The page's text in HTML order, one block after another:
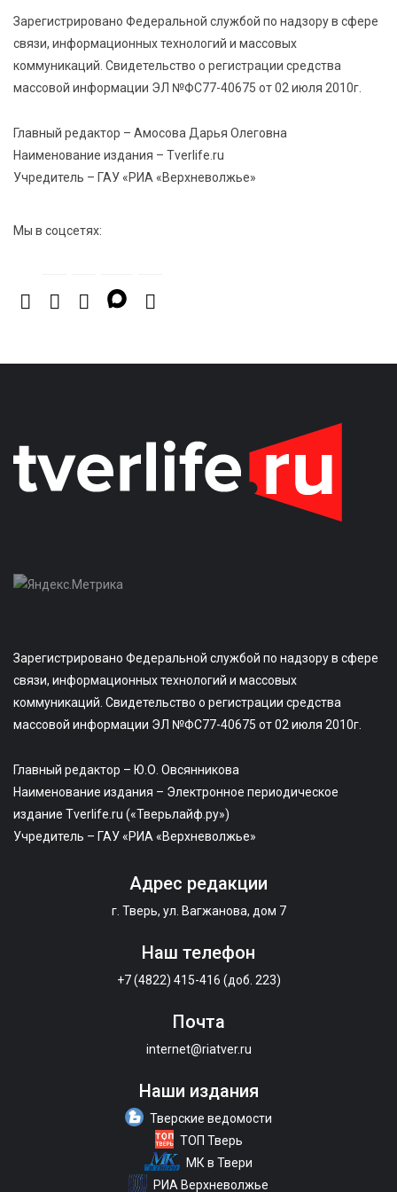
7 Авг 2026 22:02 358
Новые правила РЖД: пассажиров начнут
цифровом формате
Зарегистрировано Федеральной службой по надзору в сфере
связи, информационных технологий и массовых
коммуникаций. Свидетельство о регистрации средства
массовой информации ЭЛ №ФС77-40675 от 02 июля 2010г.
Главный редактор – Амосова Дарья Олеговна
Наименование издания – Tverlife.ru
Учредитель – ГАУ «РИА «Верхневолжье»
Мы в соцсетях:
Зарегистрировано Федеральной службой по надзору в сфере
связи, информационных технологий и массовых
коммуникаций. Свидетельство о регистрации средства
массовой информации ЭЛ №ФС77-40675 от 02 июля 2010г.
Главный редактор – Ю.О. Овсянникова
Наименование издания – Электронное периодическое
издание Tverlife.ru («Тверьлайф.ру»)
Учредитель – ГАУ «РИА «Верхневолжье»
Адрес редакции
г. Тверь, ул. Вагжанова, дом 7
Наш телефон
+7 (4822) 415-416 (доб. 223)
Почта
internet@riatver.ru
Наши издания
Тверские ведомости
ТОП Тверь
МК в Твери
РИА Верхневолжье